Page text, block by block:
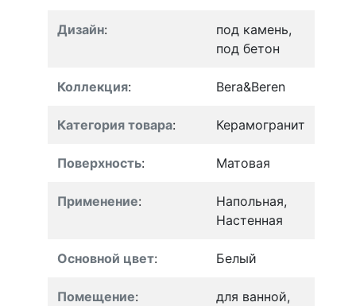
Дизайн:
под камень,
под бетон
Коллекция: Bera&Beren
Категория товара: Керамогранит
Поверхность: Матовая
Применение:
Напольная,
Настенная
Основной цвет: Белый
Помещение:
для ванной,